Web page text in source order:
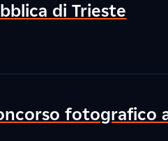
di Trieste
fotografico